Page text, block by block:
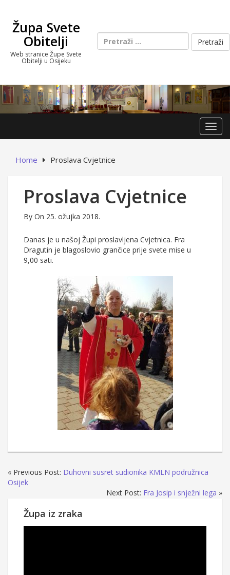
contentŽupa Svete
Obitelji
Web stranice Župe Svete
Obitelji u Osijeku
Pretraži:
Home Proslava Cvjetnice
Proslava Cvjetnice
By On 25. ožujka 2018.
Danas je u našoj Župi proslavljena Cvjetnica. Fra
Dragutin je blagoslovio grančice prije svete mise u
9,00 sati.
« Previous Post: Duhovni susret sudionika KMLN podružnica
Osijek
Next Post: Fra Josip i snježni lega »
Župa iz zraka